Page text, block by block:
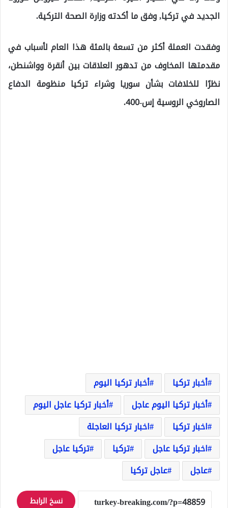
الجديد في تركيا, وفق ما أكدته وزارة الصحة التركية.
وفقدت العملة أكثر من تسعة بالمئة هذا العام لأسباب في
مقدمتها المخاوف من تدهور العلاقات بين أنقرة وواشنطن،
نظرًا للخلافات بشأن سوريا وشراء تركيا منظومة الدفاع
الصاروخي الروسية إس-400.
أخبار تركيا
أخبار تركيا اليوم
أخبار تركيا اليوم عاجل
أخبار تركيا عاجل اليوم
اخبار تركيا
اخبار تركيا العاجلة
اخبار تركيا عاجل
تركيا
تركيا عاجل
عاجل
عاجل تركيا
نسخ الرابط